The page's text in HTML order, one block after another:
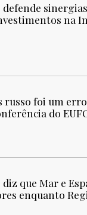
defende
na
russo foi um
do
que Mar e
enquanto